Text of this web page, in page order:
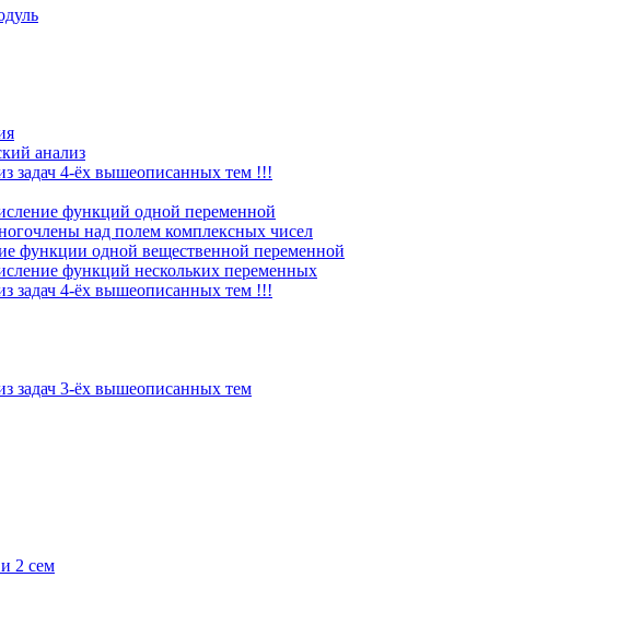
анализ
задач 4-ёх вышеописанных тем !!!
функций одной переменной
над полем комплексных чисел
функции одной вещественной переменной
функций нескольких переменных
задач 4-ёх вышеописанных тем !!!
задач 3-ёх вышеописанных тем
2 сем